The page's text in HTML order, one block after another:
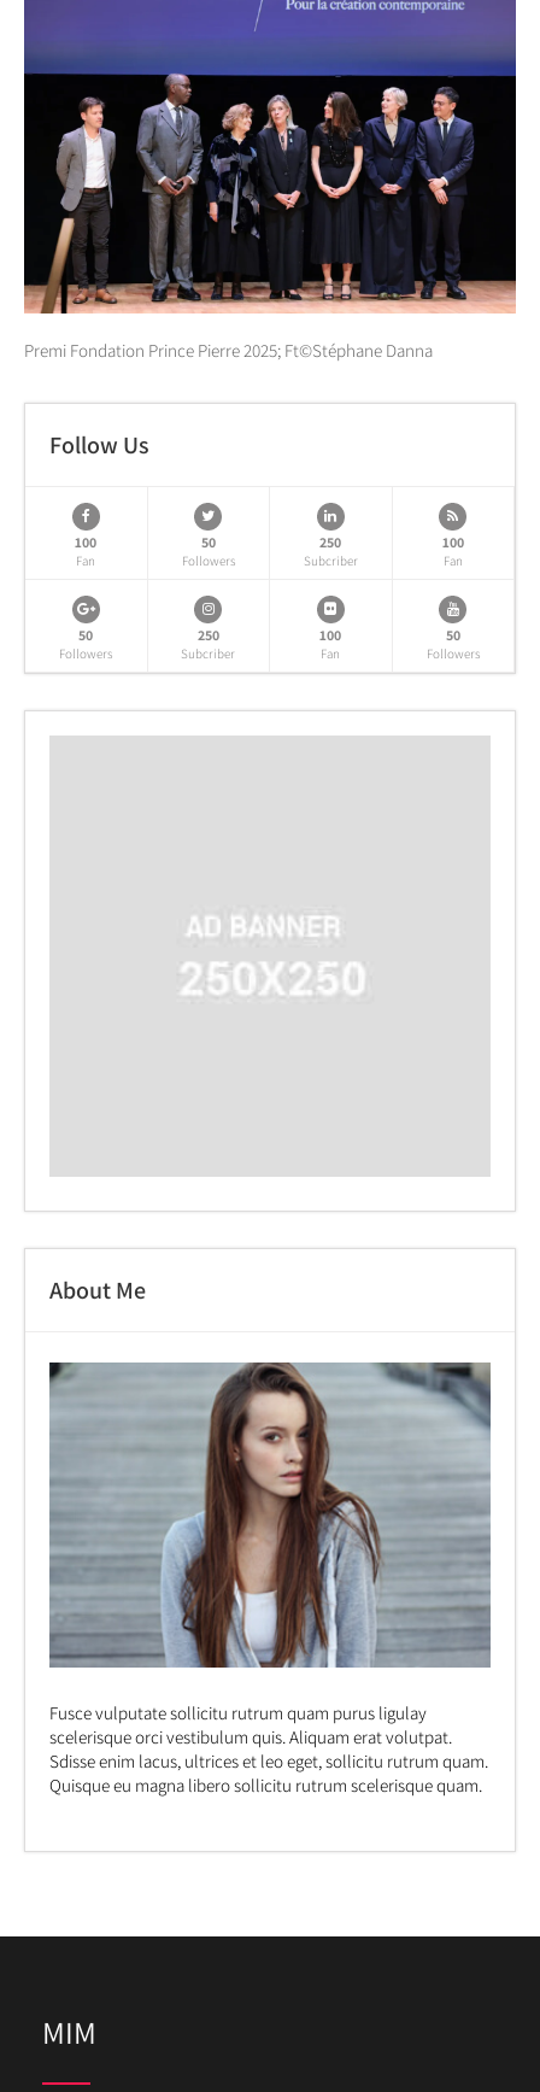
Premi Fondation Prince Pierre 2025; Ft©Stéphane Danna
Follow Us
100
Fan
50
Followers
250
Subcriber
100
Fan
50
Followers
250
Subcriber
100
Fan
50
Followers
About Me
Fusce vulputate sollicitu rutrum quam purus ligulay
scelerisque orci vestibulum quis. Aliquam erat volutpat.
Sdisse enim lacus, ultrices et leo eget, sollicitu rutrum quam.
Quisque eu magna libero sollicitu rutrum scelerisque quam.
MIM